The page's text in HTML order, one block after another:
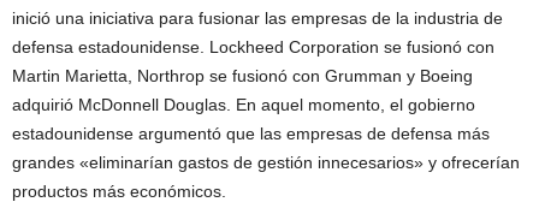
inició una iniciativa para fusionar las empresas de la industria de
defensa estadounidense. Lockheed Corporation se fusionó con
Martin Marietta, Northrop se fusionó con Grumman y Boeing
adquirió McDonnell Douglas. En aquel momento, el gobierno
estadounidense argumentó que las empresas de defensa más
grandes «eliminarían gastos de gestión innecesarios» y ofrecerían
productos más económicos.